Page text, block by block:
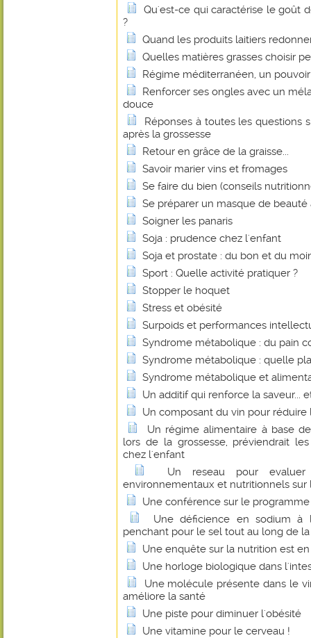
Qu'est-ce qui caractérise le goût
?
Quand les produits laitiers
Quelles matières grasses choisir
Régime méditerranéen, un
Renforcer ses ongles avec un
douce
Réponses à toutes les questions
après la grossesse
Retour en grâce de la graisse...
Savoir marier vins et fromages
Se faire du bien (conseils
Se préparer un masque de beauté
Soigner les panaris
Soja : prudence chez l'enfant
Soja et prostate : du bon et du
Sport : Quelle activité pratiquer ?
Stopper le hoquet
Stress et obésité
Surpoids et performances
Syndrome métabolique : du pain
Syndrome métabolique : quelle
Syndrome métabolique et
Un additif qui renforce la saveur...
Un composant du vin pour réduire
Un régime alimentaire à base
lors de la grossesse, préviendrait
chez l'enfant
Un reseau pour
environnementaux et nutritionnels sur
Une conférence sur le
Une déficience en sodium à
penchant pour le sel tout au long de
Une enquête sur la nutrition est en
Une horloge biologique dans
Une molécule présente dans le
améliore la santé
Une piste pour diminuer l'obésité
Une vitamine pour le cerveau !